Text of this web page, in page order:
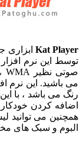
Katابزاری جهت
این نرم افزار
این نرم
باشد ، با این نرم
کردن خودکار
می توانید لیست
و سبک های